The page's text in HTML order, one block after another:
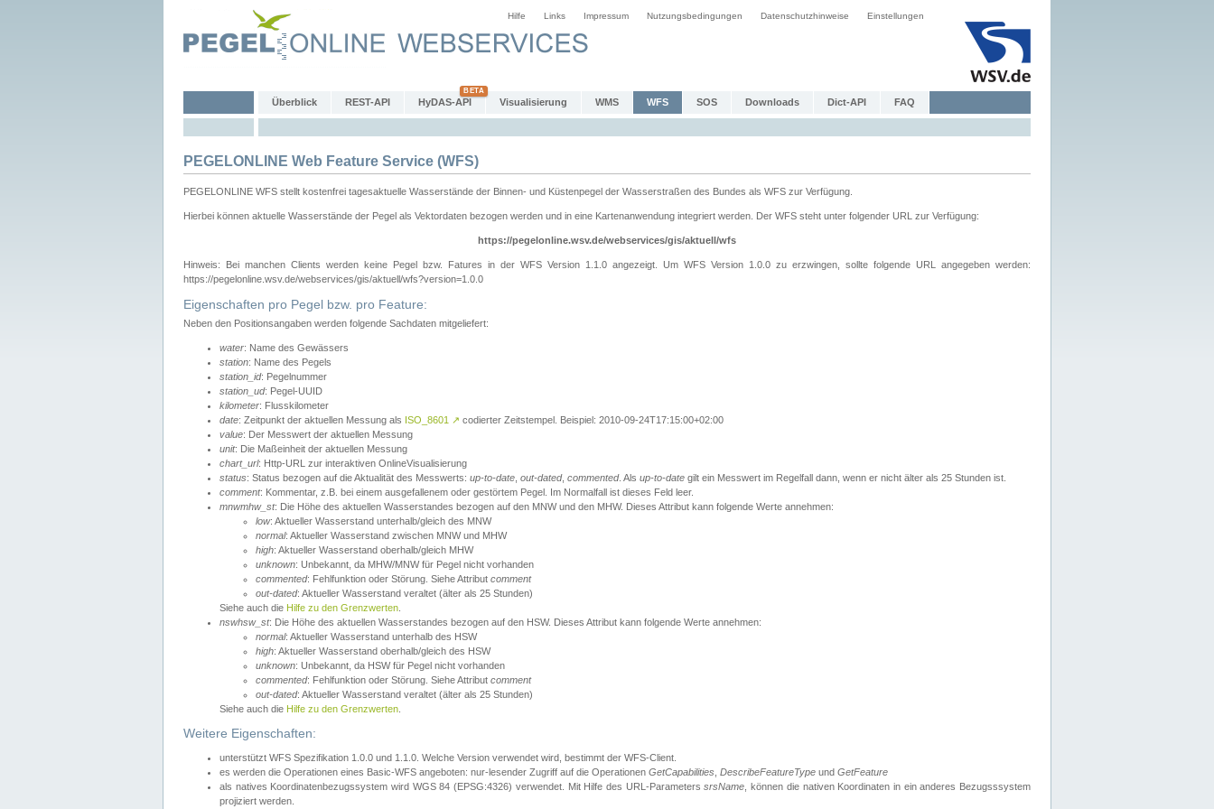
Hilfe Links Impressum Nutzungsbedingungen Datenschutzhinweise Einstellungen
Überblick REST-API HyDAS-API Visualisierung WMS WFS SOS Downloads Dict-API FAQ
PEGELONLINE Web Feature Service (WFS)
PEGELONLINE WFS stellt kostenfrei tagesaktuelle Wasserstände der Binnen- und Küstenpegel der Wasserstraßen des Bundes als WFS zur Verfügung.
Hierbei können aktuelle Wasserstände der Pegel als Vektordaten bezogen werden und in eine Kartenanwendung integriert werden. Der WFS steht unter folgender URL zur Verfügung:
https://pegelonline.wsv.de/webservices/gis/aktuell/wfs
Hinweis: Bei manchen Clients werden keine Pegel bzw. Fatures in der WFS Version 1.1.0 angezeigt. Um WFS Version 1.0.0 zu erzwingen, sollte folgende URL angegeben werden:
https://pegelonline.wsv.de/webservices/gis/aktuell/wfs?version=1.0.0
Eigenschaften pro Pegel bzw. pro Feature:
Neben den Positionsangaben werden folgende Sachdaten mitgeliefert:
water: Name des Gewässers
station: Name des Pegels
station_id: Pegelnummer
station_ud: Pegel-UUID
kilometer: Flusskilometer
date: Zeitpunkt der aktuellen Messung als ISO_8601 ↗ codierter Zeitstempel. Beispiel: 2010-09-24T17:15:00+02:00
value: Der Messwert der aktuellen Messung
unit: Die Maßeinheit der aktuellen Messung
chart_url: Http-URL zur interaktiven OnlineVisualisierung
status: Status bezogen auf die Aktualität des Messwerts: up-to-date out-dated, commented. Als up-to-date gilt ein Messwert im Regelfall dann, wenn er nicht älter als 25 Stunden ist.
comment: Kommentar, z.B. bei einem ausgefallenem oder gestörtem Pegel. Im Normalfall ist dieses Feld leer.
mnwmhw_st: Die Höhe des aktuellen Wasserstandes bezogen auf den MNW und den MHW. Dieses Attribut kann folgende Werte annehmen:
low: Aktueller Wasserstand unterhalb/gleich des MNW
normal: Aktueller Wasserstand zwischen MNW und MHW
high: Aktueller Wasserstand oberhalb/gleich MHW
unknown: Unbekannt, da MHW/MNW für Pegel nicht vorhanden
commented: Fehlfunktion oder Störung. Siehe Attribut comment
out-dated: Aktueller Wasserstand veraltet (älter als 25 Stunden)
Siehe auch die Hilfe zu den Grenzwerten
nswhsw_st: Die Höhe des aktuellen Wasserstandes bezogen auf den HSW. Dieses Attribut kann folgende Werte annehmen:
normal: Aktueller Wasserstand unterhalb des HSW
high: Aktueller Wasserstand oberhalb/gleich des HSW
unknown: Unbekannt, da HSW für Pegel nicht vorhanden
commented: Fehlfunktion oder Störung. Siehe Attribut comment
out-dated: Aktueller Wasserstand veraltet (älter als 25 Stunden)
Siehe auch die Hilfe zu den Grenzwerten
Weitere Eigenschaften:
unterstützt WFS Spezifikation 1.0.0 und 1.1.0. Welche Version verwendet wird, bestimmt der WFS-Client.
es werden die Operationen eines Basic-WFS angeboten: nur-lesender Zugriff auf die Operationen GetCapabilities DescribeFeatureType und GetFeature
als natives Koordinatenbezugssystem wird WGS 84 (EPSG:4326) verwendet. Mit Hilfe des URL-ParameterssrsName , können die nativen Koordinaten in ein anderes Bezugsssystem
projiziert werden.